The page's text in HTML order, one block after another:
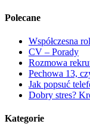
Polecane
Współczesna
CV – Porady
Rozmowa
Pechowa 13,
Jak popsuć
Dobry stres?
Kategorie